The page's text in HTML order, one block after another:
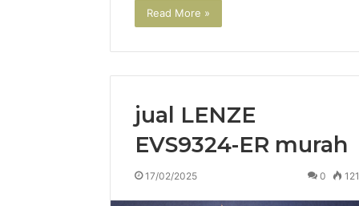
Read More »
jual LENZE
EVS9324-ER murah
17/02/2025 0 121